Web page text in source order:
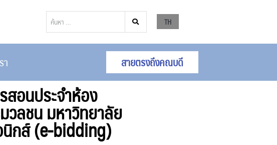
TH
สายตรงถึงคณบดี
อนประจำห้อง
ลชน มหาวิทยาลัย
นิกส์ (e-bidding)